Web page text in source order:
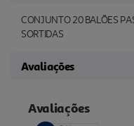
CONJUNTO 20 BALÕES
SORTIDAS
Avaliações